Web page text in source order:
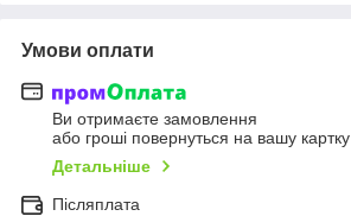
Умови оплати
Ви отримаєте замовлення
або гроші повернуться на вашу картку
Детальніше
Післяплата